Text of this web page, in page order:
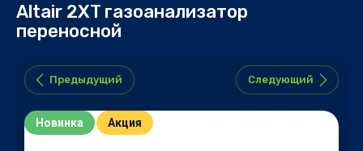
Altair 2XT газоанализатор
переносной
Предыдущий Следующий
Новинка Акция